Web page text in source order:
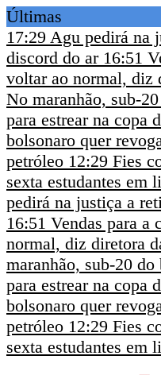
Últimas
17:29 Agu pedirá na
discord do ar 16:51
voltar ao normal, diz
No maranhão, sub-
para estrear na copa
bolsonaro quer
petróleo 12:29 Fies
sexta estudantes em
pedirá na justiça a
16:51 Vendas para a
normal, diz diretora
maranhão, sub-20
para estrear na copa
bolsonaro quer
petróleo 12:29 Fies
sexta estudantes em